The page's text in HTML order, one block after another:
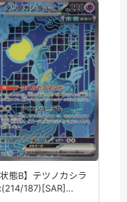
状態B】テツノカシラ
187)[SAR]